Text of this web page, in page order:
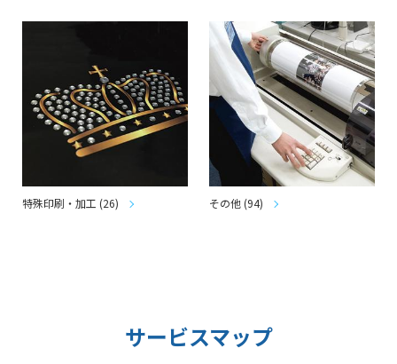
特殊印刷・加工 (26) その他 (94)
サービスマップ